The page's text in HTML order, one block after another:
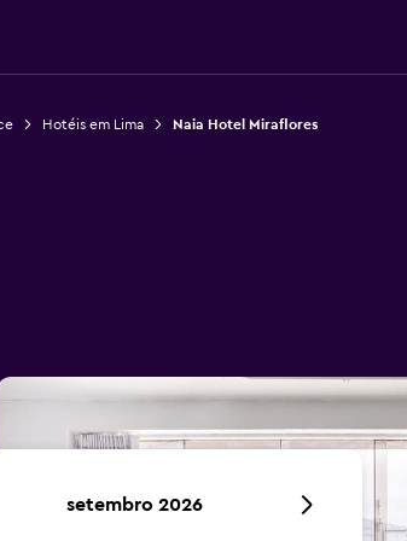
Hotéis em Lima Naia Hotel Miraflores
setembro 2026